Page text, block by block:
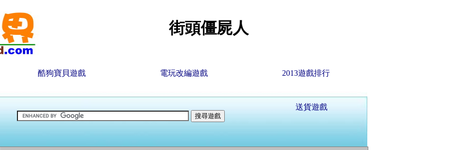
街頭僵屍人
酷狗寶貝遊戲 電玩改編遊戲 2013遊戲排行
送貨遊戲